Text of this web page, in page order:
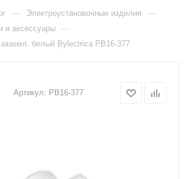
— Электроустановочные изделия —
и аксессуары —
заземл. белый Bylectrica РВ16-377
Артикул: РВ16-377